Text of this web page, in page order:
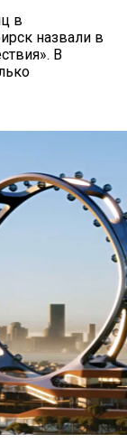
в
назвали в
В